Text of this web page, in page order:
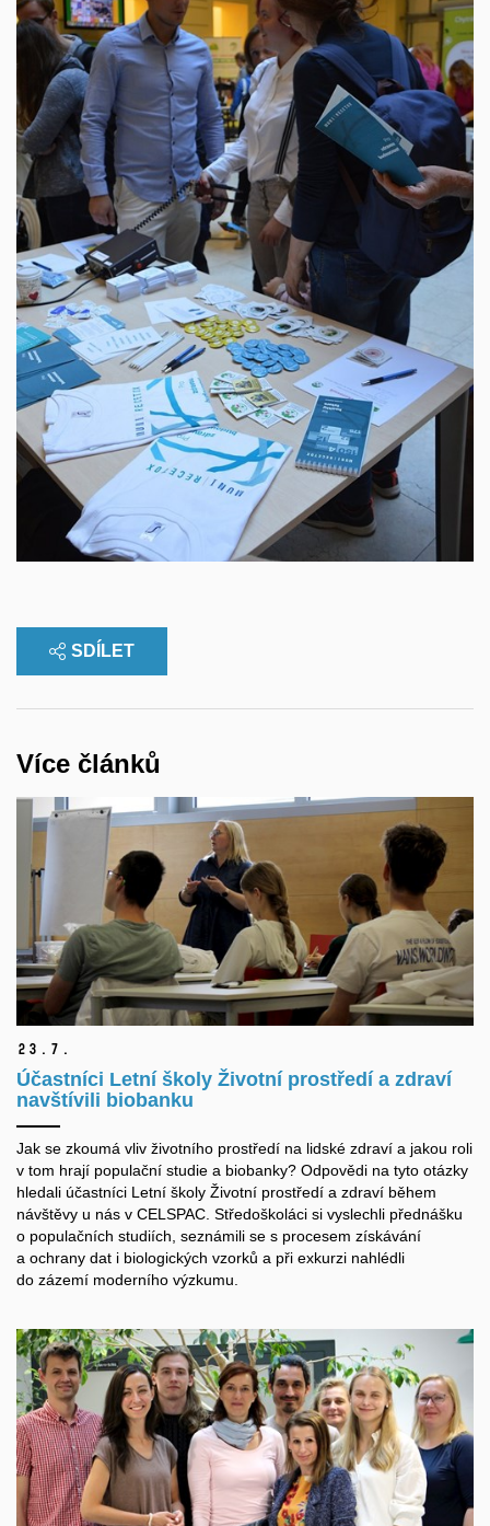
SDÍLET
Více článků
23. 7.
Účastníci Letní školy Životní prostředí a zdraví
navštívili biobanku
Jak se zkoumá vliv životního prostředí na lidské zdraví a jakou roli
v tom hrají populační studie a biobanky? Odpovědi na tyto otázky
hledali účastníci Letní školy Životní prostředí a zdraví během
návštěvy u nás v CELSPAC. Středoškoláci si vyslechli přednášku
o populačních studiích, seznámili se s procesem získávání
a ochrany dat i biologických vzorků a při exkurzi nahlédli
do zázemí moderního výzkumu.